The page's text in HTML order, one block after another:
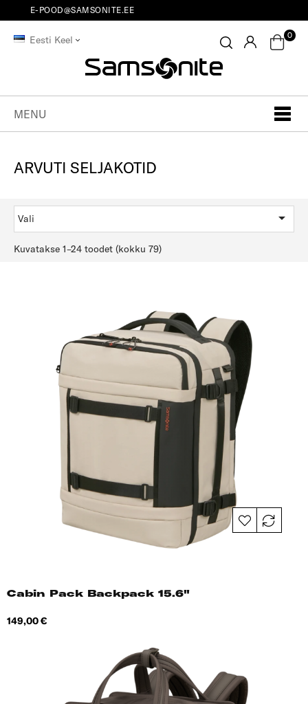
E-POOD@SAMSONITE.EE
Eesti Keel 0
MENU
ARVUTI SELJAKOTID
Vali 
Kuvatakse 1–24 toodet (kokku 79)
Cabin Pack Backpack 15.6"
Hind
149,00 €